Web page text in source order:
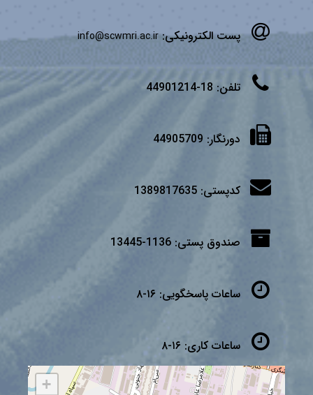
پست الکترونیکی:info@scwmri.ac.ir
تلفن: 18-44901214
دورنگار: 44905709
کدپستی: 1389817635
صندوق پستی: 1136-13445
ساعات پاسخگویی: ۱۶-۸
ساعات کاری: ۱۶-۸
+